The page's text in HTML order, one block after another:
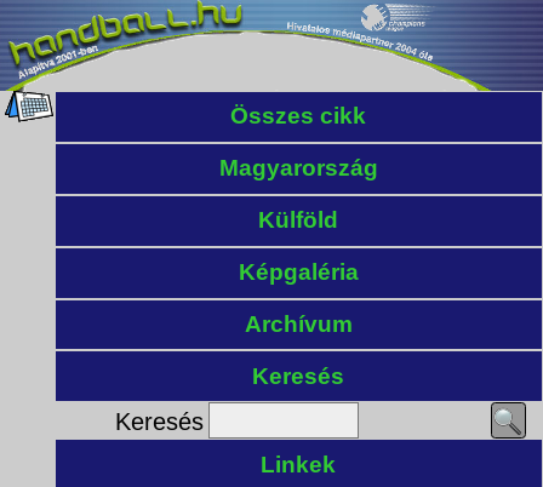
Összes cikk
Magyarország
Külföld
Képgaléria
Archívum
Keresés
Keresés
Linkek